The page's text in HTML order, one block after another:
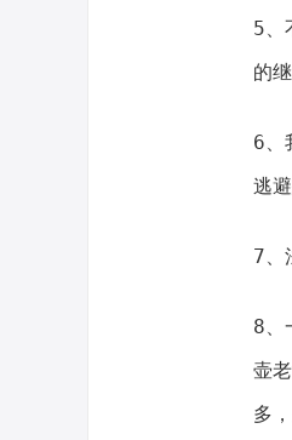
5、
的
6、
逃
7、
8、
壶
多